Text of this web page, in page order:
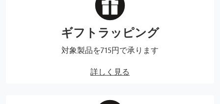
ギフトラッピング
対象製品を715円で承ります
詳しく見る